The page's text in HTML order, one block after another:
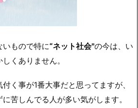
もので特に“ネット社会"の今は、い
くありません。
く事が1番大事だと思ってますが、
苦しんでる人が多い気がします。